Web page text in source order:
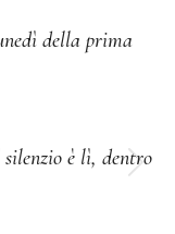
della prima
è lì, dentro